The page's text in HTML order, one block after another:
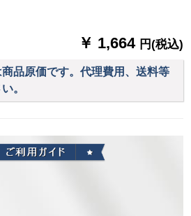
￥ 1,664 円(税込)
品原価です。代理費用、送料等
。